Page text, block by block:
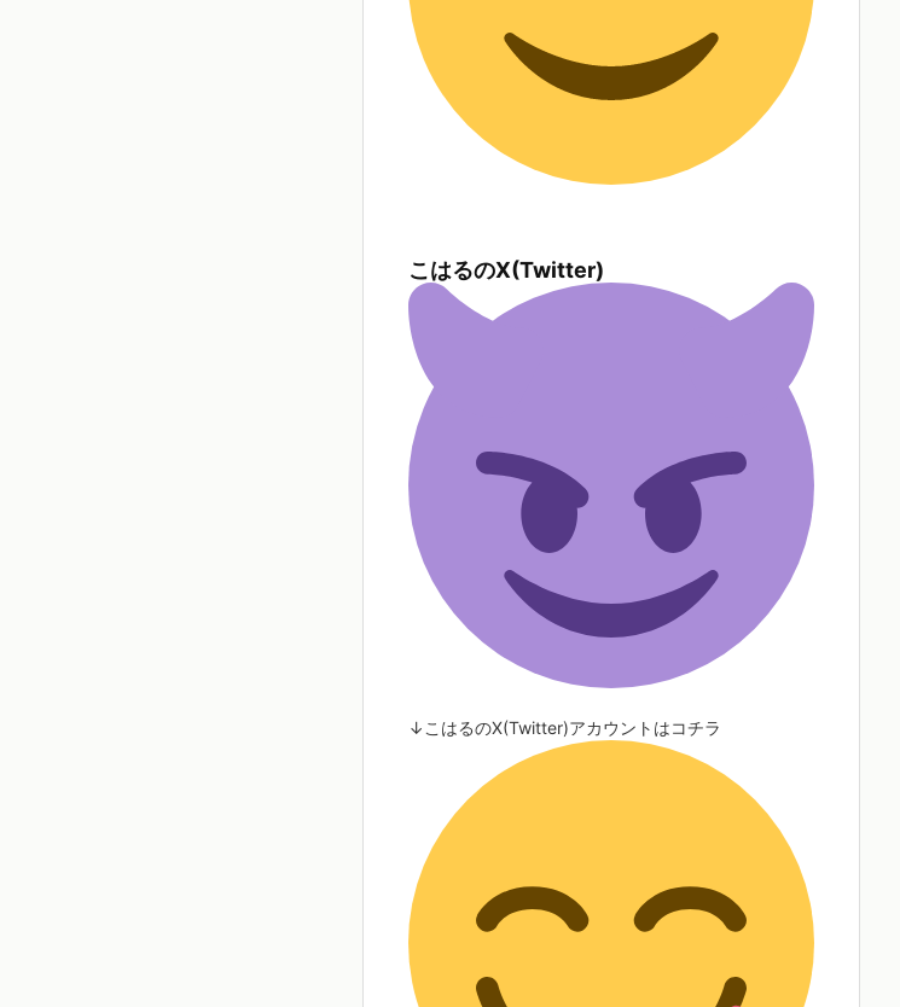
こはるのX(Twitter)
↓こはるのX(Twitter)アカウントはコチラ